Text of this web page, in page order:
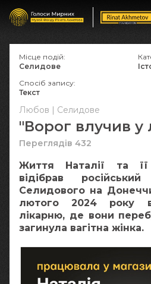
Любов | Селидове
"Ворог влучив у
Переглядів 432
Життя Наталії та
відібрав
Селидового на
лютого 2024 року
лікарню, де вони
загинула вагітна жінка.
Місце подій:
Селидове
Спосіб запису:
Текст